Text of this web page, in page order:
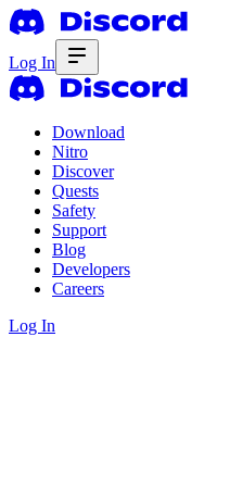
Log In
Download
Nitro
Discover
Quests
Safety
Support
Blog
Developers
Careers
Log In